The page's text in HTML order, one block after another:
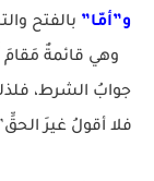
و”أمّا” بالفتح
وهي قائمةٌ
جوابُ الشرط،
فلا أقولُ غيرَ